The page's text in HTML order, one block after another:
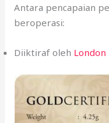
Antara pencapaian
beroperasi:
Diiktiraf oleh London